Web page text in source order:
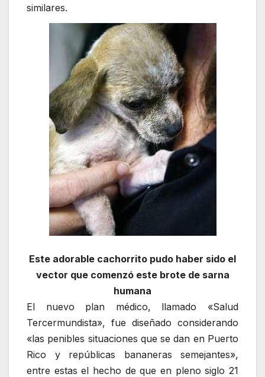
similares.
Este adorable cachorrito pudo haber sido el
vector que comenzó este brote de sarna
humana
El nuevo plan médico, llamado «Salud
Tercermundista», fue diseñado considerando
«las penibles situaciones que se dan en Puerto
Rico y repúblicas bananeras semejantes»,
entre estas el hecho de que en pleno siglo 21